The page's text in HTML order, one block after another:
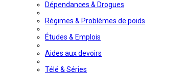
Dépendances & Drogues
Régimes & Problèmes de poids
Études & Emplois
Aides aux devoirs
Télé & Séries